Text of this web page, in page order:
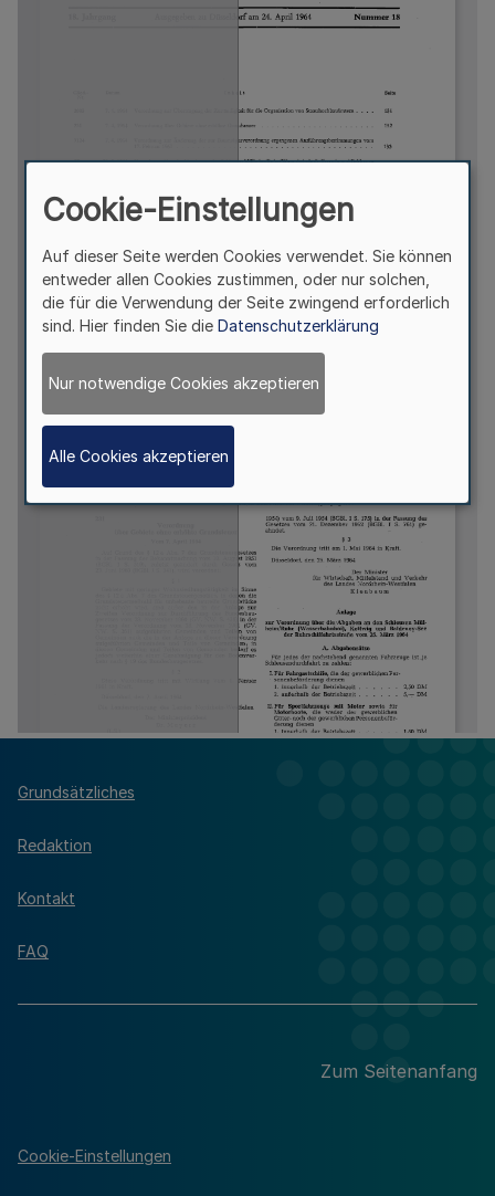
Grundsätzliches
Redaktion
Kontakt
FAQ
Zum Seitenanfang
Cookie-Einstellungen
Cookie-Einstellungen
Auf dieser Seite werden Cookies verwendet. Sie können
entweder allen Cookies zustimmen, oder nur solchen,
die für die Verwendung der Seite zwingend erforderlich
sind. Hier finden Sie die Datenschutzerklärung
Nur notwendige Cookies akzeptieren
Alle Cookies akzeptieren